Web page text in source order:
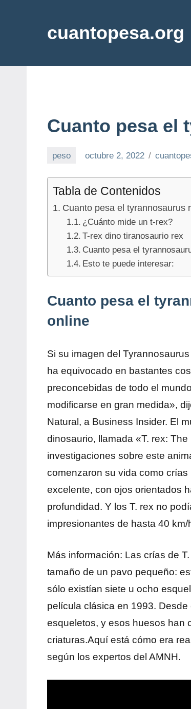
cuantopesa.org
Cuanto
cada
Cuanto pesa el
peso octubre 2, 2022
Tabla de Contenidos
Cuanto pesa el tyrannosaurus
¿Cuánto mide un t-rex?
T-rex dino tiranosaurio rex
Cuanto pesa el
Esto te puede interesar:
Cuanto pesa el
online
Si su imagen del
ha equivocado en bastantes
preconcebidas de todo el
modificarse en gran medida»,
Natural, a Business Insider. El
dinosaurio, llamada «T. rex:
investigaciones sobre este
comenzaron su vida como
excelente, con ojos orientados
profundidad. Y los T. rex no
impresionantes de hasta 40 km/
Más información: Las crías de
tamaño de un pavo pequeño:
sólo existían siete u ocho
película clásica en 1993.
esqueletos, y esos huesos han
criaturas.Aquí está cómo era
según los expertos del AMNH.